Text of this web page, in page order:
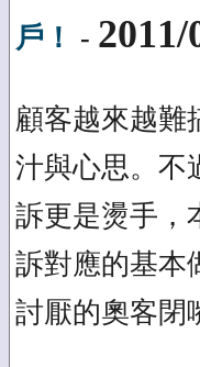
戶！
- 2011/
顧客越來越難
汁與心思。不
訴更是燙手，
訴對應的基本
討厭的奧客閉